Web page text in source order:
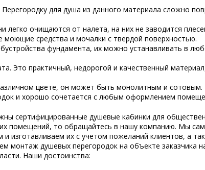
для душа из данного материала сложно
легко очищаются от налета, на них не заводится
средства и мочалки с твердой поверхностью.
фундамента, их можно устанавливать в
Это практичный, недорогой и качественный
цвете, он может быть монолитным и
и хорошо сочетается с любым оформлением
сертифицированные душевые кабинки для
помещений, то обращайтесь в нашу компанию. Мы
и изготавливаем их с учетом пожеланий клиентов, а
монтаж душевых перегородок на объекте заказчика
Наши достоинства: